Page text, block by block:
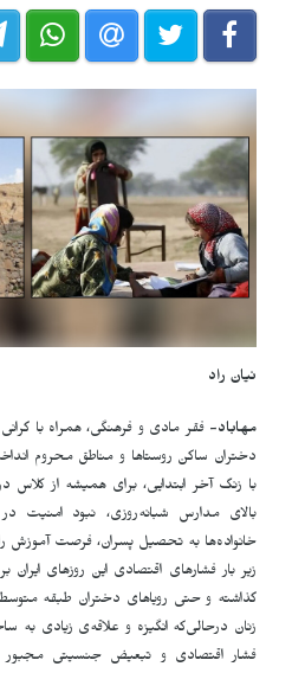
نیان راد
مهاباد- فقر مادی و فرهنگی، همراه با
دختران ساکن روستاها و مناطق محروم
با زنگ آخر ابتدایی، برای همیشه از
بالای مدارس شبانه‌روزی، نبود امنیت
خانواده‌ها به تحصیل پسران، فرصت آموزش
زیر بار فشارهای اقتصادی این روزهای ایران
گذاشته و حتی رویاهای دختران طبقه
زنان درحالی‌که انگیزه و علاقه‌ی زیادی به
فشار اقتصادی و تبعیض جنسیتی مجبور